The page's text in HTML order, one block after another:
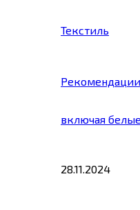
Текстиль
включая
28.11.2024